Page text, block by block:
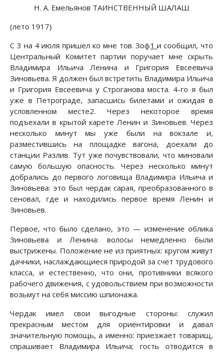
Н. А. Емельянов ТАИНСТВЕННЫЙ ШАЛАШ
(лето 1917)
С 3 на 4 июля пришел ко мне тов. Зоф1и сообщил, что
Центральный Комитет партии поручает мне скрыть
Владимира Ильича Ленина и Григория Евсеевича
Зиновьева. Я должен был встретить Владимира Ильича
и Григория Евсеевича у Строганова моста. 4-го я был
уже в Петрограде, запасшись билетами и ожидая в
условленном месте2. Через некоторое время
подъехали в крытой карете Ленин и Зиновьев. Через
несколько минут мы уже были на вокзале и,
разместившись на площадке вагона, доехали до
станции Разлив. Тут уже почувствовали, что миновали
самую большую опасность. Через несколько минут
добрались до первого логовища Владимира Ильича и
Зиновьева: это был чердак сарая, преобразованного в
сеновал, где и находились первое время Ленин и
Зиновьев.
Первое, что было сделано, это — изменение облика
Зиновьева и Ленина: волосы немедленно были
выстрижены. Положение не из приятных: кругом живут
дачники, наслаждающиеся природой за счет трудового
класса, и естественно, что они, противники всякого
рабочего движения, с удовольствием при возможности
возьмут на себя миссию шпионажа.
Чердак имел свои выгодные стороны: служил
прекрасным местом для ориентировки и давал
значительную помощь, а именно: приезжает товарищ,
спрашивает Владимира Ильича; гость отводится в